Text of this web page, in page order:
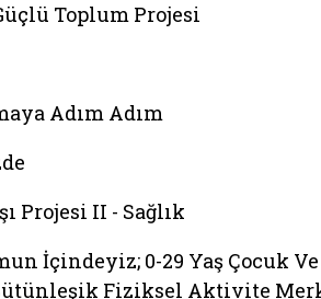
Toplum Projesi
Adım Adım
Projesi II - Sağlık
İçindeyiz; 0-29 Yaş Çocuk Ve
Fiziksel Aktivite